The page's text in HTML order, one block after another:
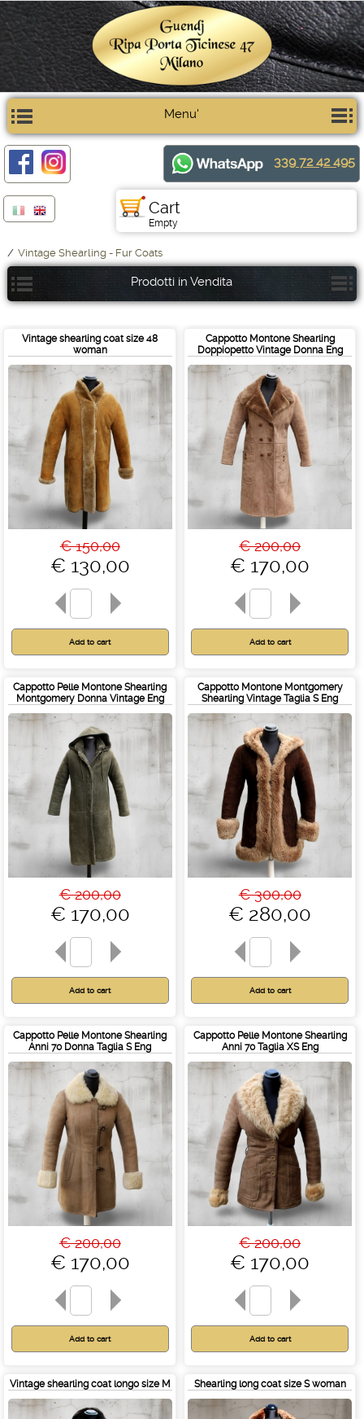
Menu'
339 72 42 495
Cart
Empty
/ Vintage Shearling - Fur Coats
Prodotti in Vendita
Vintage shearling coat size 48
woman
€ 150,00
€ 130,00
Cappotto Montone Shearling
Doppiopetto Vintage Donna Eng
€ 200,00
€ 170,00
Cappotto Pelle Montone Shearling
Montgomery Donna Vintage Eng
€ 200,00
€ 170,00
Cappotto Montone Montgomery
Shearling Vintage Taglia S Eng
€ 300,00
€ 280,00
Cappotto Pelle Montone Shearling
Anni 70 Donna Taglia S Eng
€ 200,00
€ 170,00
Cappotto Pelle Montone Shearling
Anni 70 Taglia XS Eng
€ 200,00
€ 170,00
Vintage shearling coat longo size M Shearling long coat size S woman